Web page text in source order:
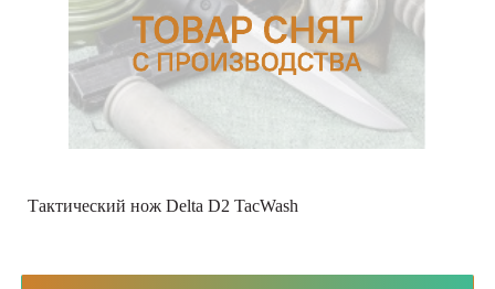
Тактический нож Delta D2 TacWash